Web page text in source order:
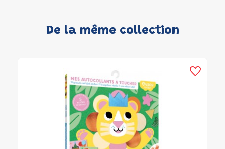
De la même collection